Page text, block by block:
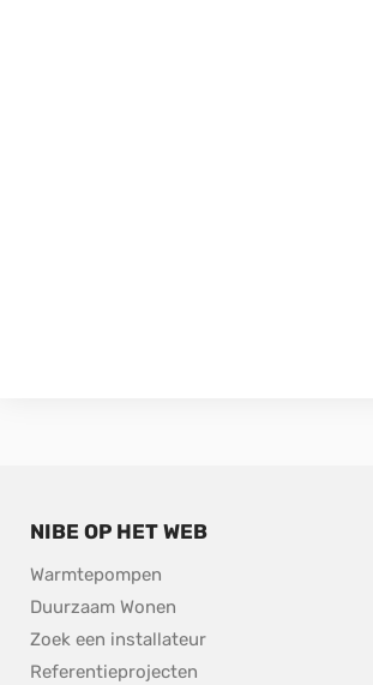
NIBE OP HET WEB
Warmtepompen
Duurzaam Wonen
Zoek een installateur
Referentieprojecten